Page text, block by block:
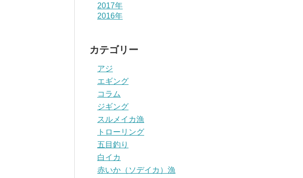
2017年
2016年
カテゴリー
アジ
エギング
コラム
ジギング
スルメイカ漁
トローリング
五目釣り
白イカ
赤いか（ソデイカ）漁